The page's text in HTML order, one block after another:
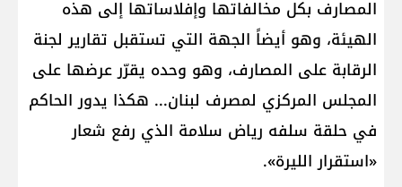
المصارف بكل مخالفاتها وإفلاساتها إلى هذه
الهيئة، وهو أيضاً الجهة التي تستقبل تقارير لجنة
الرقابة على المصارف، وهو وحده يقرّر عرضها على
المجلس المركزي لمصرف لبنان... هكذا يدور الحاكم
في حلقة سلفه رياض سلامة الذي رفع شعار
«استقرار الليرة».